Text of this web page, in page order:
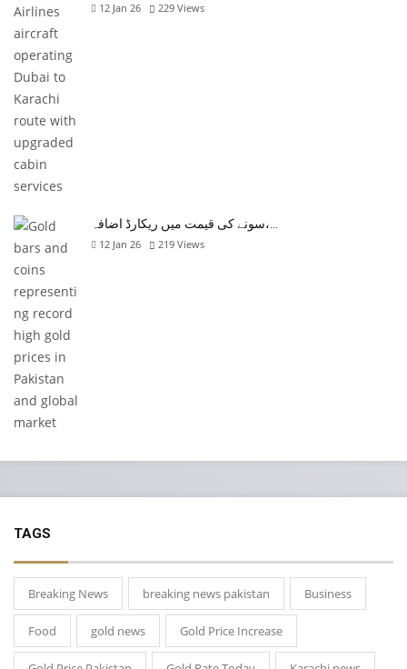
12 Jan 26 229 Views
سونے کی قیمت میں ریکارڈ اضافہ،…
12 Jan 26 219 Views
TAGS
Breaking News breaking news pakistan Business
Food gold news Gold Price Increase